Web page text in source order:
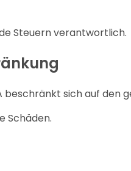
Steuern verantwortlich.
beschränkt sich auf den
Schäden.